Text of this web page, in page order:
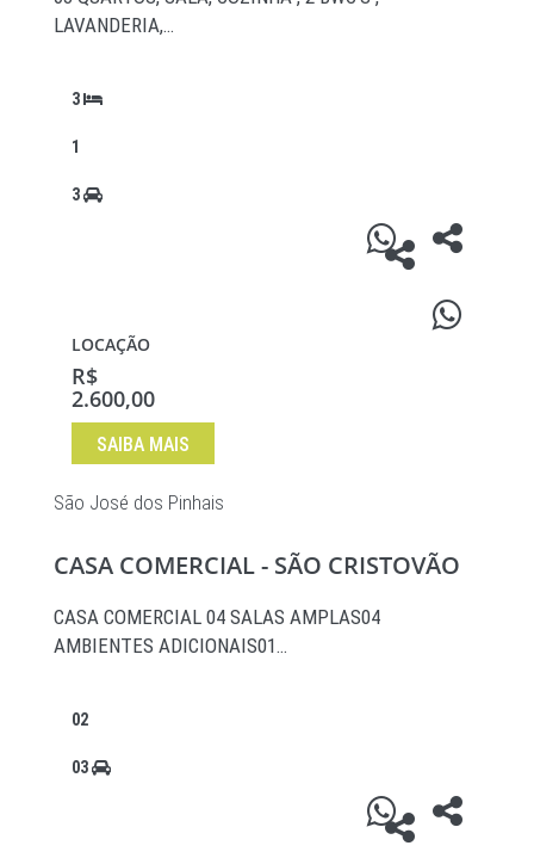
LAVANDERIA,…
3
1
3
LOCAÇÃO
R$
2.600,00
SAIBA MAIS
São José dos Pinhais
CASA COMERCIAL - SÃO CRISTOVÃO
CASA COMERCIAL 04 SALAS AMPLAS04
AMBIENTES ADICIONAIS01…
02
03